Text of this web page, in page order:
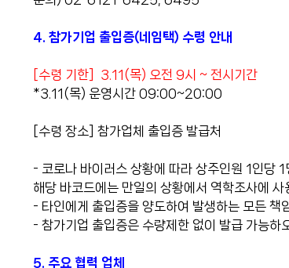
4. 참가기업 출입증(네임택) 수령 안내
[수령 기한] 3.11(목) 오전 9시 ~ 전시기간
*3.11(목) 운영시간 09:00~20:00
[수령 장소] 참가업체 출입증 발급처
- 코로나 바이러스 상황에 따라 상주인원 1인당
해당 바코드에는 만일의 상황에서 역학조사에
- 타인에게 출입증을 양도하여 발생하는 모든 책
- 참가기업 출입증은 수량제한 없이 발급 가능하
5. 주요 협력 업체